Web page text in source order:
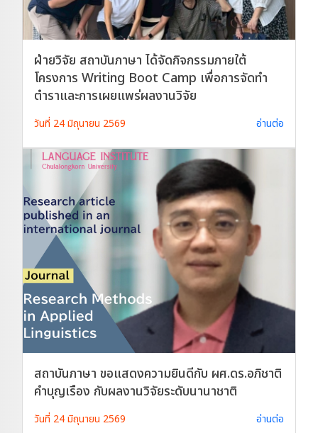
ฝ่ายวิจัย สถาบันภาษา ได้จัดกิจกรรมภายใต้
โครงการ Writing Boot Camp เพื่อการจัดทำ
ตำราและการเผยแพร่ผลงานวิจัย
วันที่ 24 มิถุนายน 2569 อ่านต่อ
สถาบันภาษา ขอแสดงความยินดีกับ ผศ.ดร.อภิชาติ
คำบุญเรือง กับผลงานวิจัยระดับนานาชาติ
วันที่ 24 มิถุนายน 2569 อ่านต่อ